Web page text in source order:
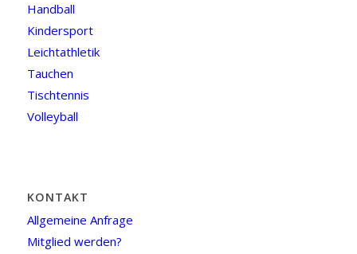
Handball
Kindersport
Leichtathletik
Tauchen
Tischtennis
Volleyball
KONTAKT
Allgemeine Anfrage
Mitglied werden?